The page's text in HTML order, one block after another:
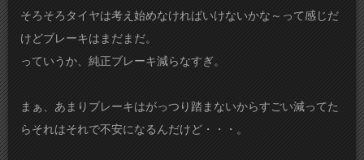
そろそろタイヤは考え始めなければいけないかな～って感じだ
けどブレーキはまだまだ。
っていうか、純正ブレーキ減らなすぎ。
まぁ、あまりブレーキはがっつり踏まないからすごい減ってた
らそれはそれで不安になるんだけど・・・。